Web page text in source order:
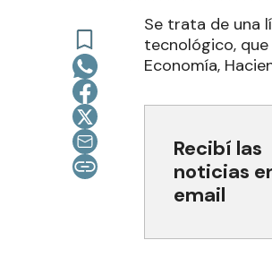
Se trata de una
tecnológico,
Economía,
Recibí las
noticias
email